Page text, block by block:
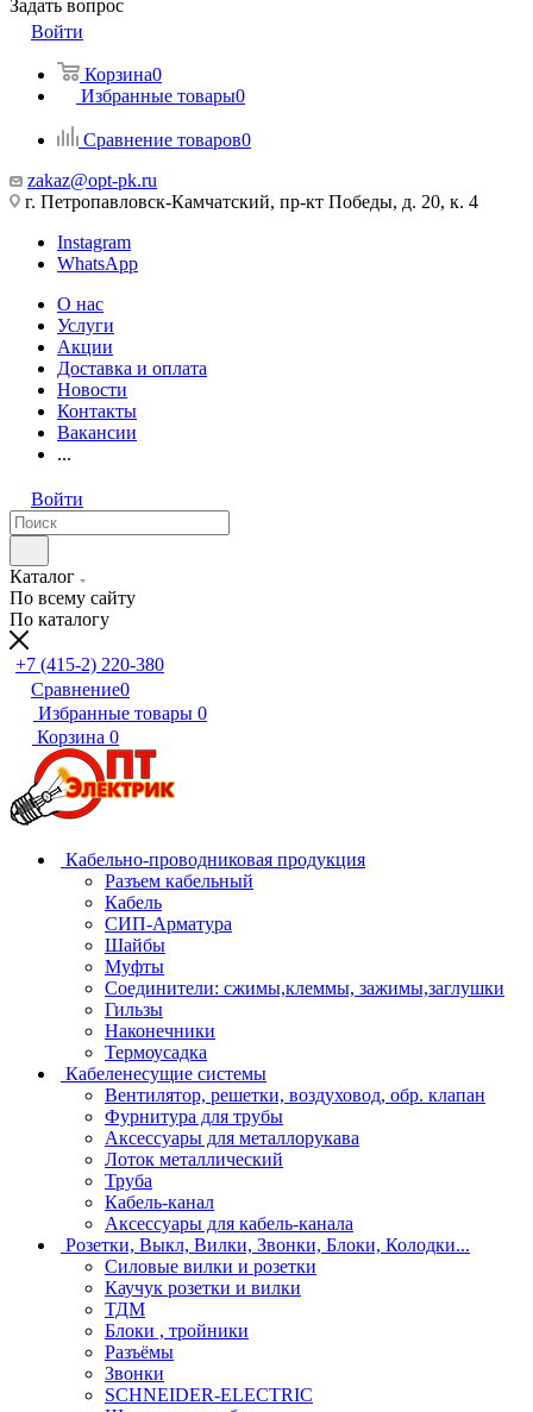
Задать вопрос
Войти
Корзина0
Избранные товары0
Сравнение товаров0
zakaz@opt-pk.ru
г. Петропавловск-Камчатский, пр-кт Победы, д. 20, к. 4
Instagram
WhatsApp
О нас
Услуги
Акции
Доставка и оплата
Новости
Контакты
Вакансии
...
Войти
Каталог
По всему сайту
По каталогу
+7 (415-2) 220-380
Сравнение0
Избранные товары 0
Корзина 0
Кабельно-проводниковая продукция
Разъем кабельный
Кабель
СИП-Арматура
Шайбы
Муфты
Соединители: сжимы,клеммы, зажимы,заглушки
Гильзы
Наконечники
Термоусадка
Кабеленесущие системы
Вентилятор, решетки, воздуховод, обр. клапан
Фурнитура для трубы
Аксессуары для металлорукава
Лоток металлический
Труба
Кабель-канал
Аксессуары для кабель-канала
Розетки, Выкл, Вилки, Звонки, Блоки, Колодки...
Силовые вилки и розетки
Каучук розетки и вилки
ТДМ
Блоки , тройники
Разъёмы
Звонки
SCHNEIDER-ELECTRIC